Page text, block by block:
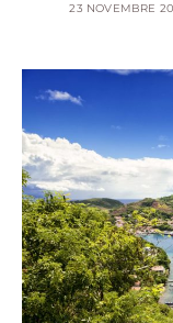
23 NOVEMBRE